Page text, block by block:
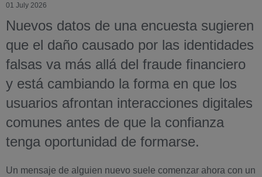
01 July 2026
Nuevos datos de una encuesta sugieren
que el daño causado por las identidades
falsas va más allá del fraude financiero
y está cambiando la forma en que los
usuarios afrontan interacciones digitales
comunes antes de que la confianza
tenga oportunidad de formarse.
Un mensaje de alguien nuevo suele comenzar ahora con un